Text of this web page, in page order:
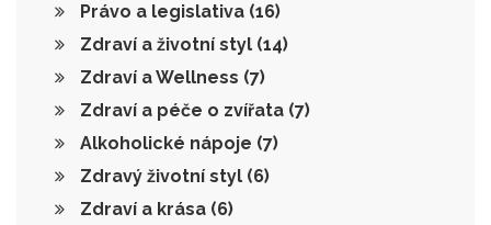
Právo a legislativa (16)
Zdraví a životní styl (14)
Zdraví a Wellness (7)
Zdraví a péče o zvířata (7)
Alkoholické nápoje (7)
Zdravý životní styl (6)
Zdraví a krása (6)